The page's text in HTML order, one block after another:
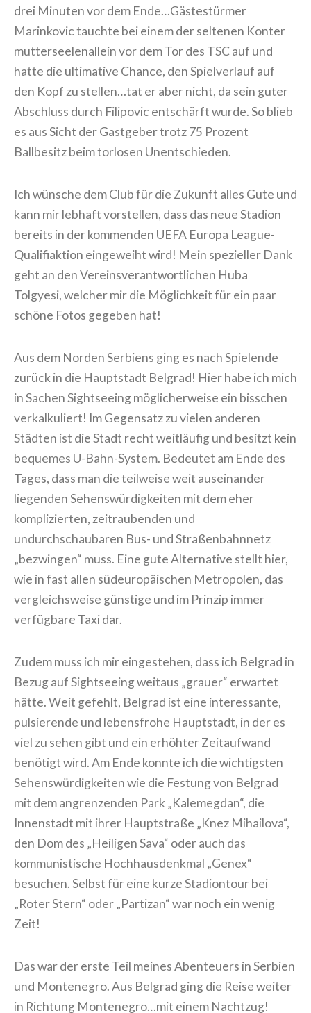
drei Minuten vor dem Ende…Gästestürmer
Marinkovic tauchte bei einem der seltenen Konter
mutterseelenallein vor dem Tor des TSC auf und
hatte die ultimative Chance, den Spielverlauf auf
den Kopf zu stellen…tat er aber nicht, da sein guter
Abschluss durch Filipovic entschärft wurde. So blieb
es aus Sicht der Gastgeber trotz 75 Prozent
Ballbesitz beim torlosen Unentschieden.
Ich wünsche dem Club für die Zukunft alles Gute und
kann mir lebhaft vorstellen, dass das neue Stadion
bereits in der kommenden UEFA Europa League-
Qualifiaktion eingeweiht wird! Mein spezieller Dank
geht an den Vereinsverantwortlichen Huba
Tolgyesi, welcher mir die Möglichkeit für ein paar
schöne Fotos gegeben hat!
Aus dem Norden Serbiens ging es nach Spielende
zurück in die Hauptstadt Belgrad! Hier habe ich mich
in Sachen Sightseeing möglicherweise ein bisschen
verkalkuliert! Im Gegensatz zu vielen anderen
Städten ist die Stadt recht weitläufig und besitzt kein
bequemes U-Bahn-System. Bedeutet am Ende des
Tages, dass man die teilweise weit auseinander
liegenden Sehenswürdigkeiten mit dem eher
komplizierten, zeitraubenden und
undurchschaubaren Bus- und Straßenbahnnetz
„bezwingen“ muss. Eine gute Alternative stellt hier,
wie in fast allen südeuropäischen Metropolen, das
vergleichsweise günstige und im Prinzip immer
verfügbare Taxi dar.
Zudem muss ich mir eingestehen, dass ich Belgrad in
Bezug auf Sightseeing weitaus „grauer“ erwartet
hätte. Weit gefehlt, Belgrad ist eine interessante,
pulsierende und lebensfrohe Hauptstadt, in der es
viel zu sehen gibt und ein erhöhter Zeitaufwand
benötigt wird. Am Ende konnte ich die wichtigsten
Sehenswürdigkeiten wie die Festung von Belgrad
mit dem angrenzenden Park „Kalemegdan“, die
Innenstadt mit ihrer Hauptstraße „Knez Mihailova“,
den Dom des „Heiligen Sava“ oder auch das
kommunistische Hochhausdenkmal „Genex“
besuchen. Selbst für eine kurze Stadiontour bei
„Roter Stern“ oder „Partizan“ war noch ein wenig
Zeit!
Das war der erste Teil meines Abenteuers in Serbien
und Montenegro. Aus Belgrad ging die Reise weiter
in Richtung Montenegro…mit einem Nachtzug!